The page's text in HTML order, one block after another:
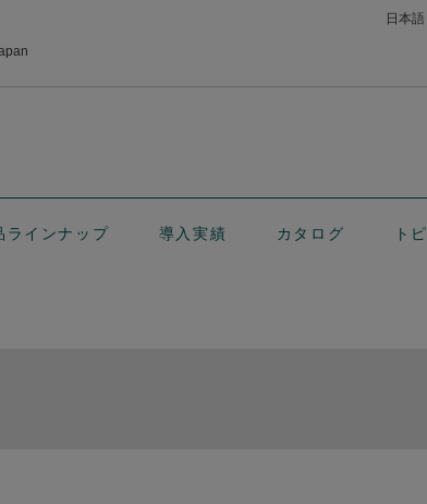
日本語
ラインナップ 導入実績 カタログ ト